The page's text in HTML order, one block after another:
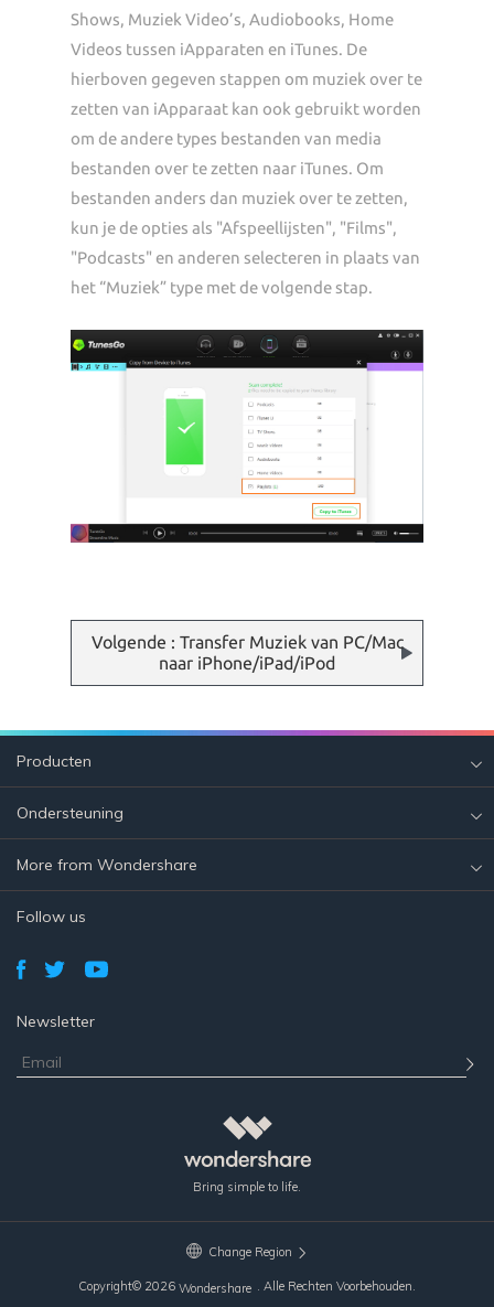
Shows, Muziek Video’s, Audiobooks, Home
Videos tussen iApparaten en iTunes. De
hierboven gegeven stappen om muziek over te
zetten van iApparaat kan ook gebruikt worden
om de andere types bestanden van media
bestanden over te zetten naar iTunes. Om
bestanden anders dan muziek over te zetten,
kun je de opties als "Afspeellijsten", "Films",
"Podcasts" en anderen selecteren in plaats van
het “Muziek” type met de volgende stap.
Volgende : Transfer Muziek van PC/Mac
naar iPhone/iPad/iPod
Bring simple to life.
Producten
Ondersteuning
More from Wondershare
Follow us
Newsletter
Change Region
Copyright© 2026 Wondershare . Alle Rechten Voorbehouden.